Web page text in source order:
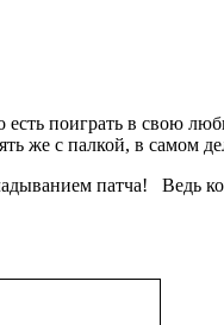
есть поиграть в свою
же с палкой, в самом
патча! Ведь